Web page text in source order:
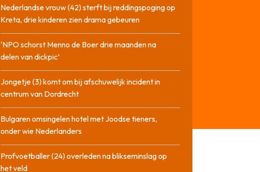
Nederlandse vrouw (42) sterft bij reddingspoging op
Kreta, drie kinderen zien drama gebeuren
‘NPO schorst Menno de Boer drie maanden na
delen van dickpic’
Jongetje (3) komt om bij afschuwelijk incident in
centrum van Dordrecht
Bulgaren omsingelen hotel met Joodse tieners,
onder wie Nederlanders
Profvoetballer (24) overleden na blikseminslag op
het veld